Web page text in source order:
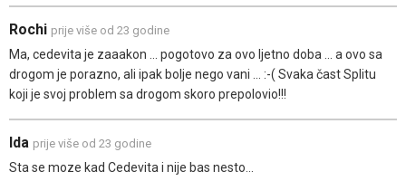
Rochi prije više od 23 godine
Ma, cedevita je zaaakon ... pogotovo za ovo ljetno doba ... a ovo sa
drogom je porazno, ali ipak bolje nego vani ... :-( Svaka čast Splitu
koji je svoj problem sa drogom skoro prepolovio!!!
Ida prije više od 23 godine
Sta se moze kad Cedevita i nije bas nesto...